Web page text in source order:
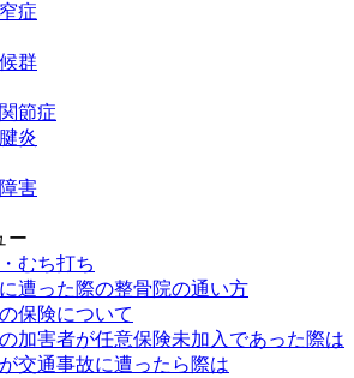
症
群
節症
炎
害
ー
むち打ち
遭った際の整骨院の通い方
保険について
加害者が任意保険未加入であった際は
交通事故に遭ったら際は